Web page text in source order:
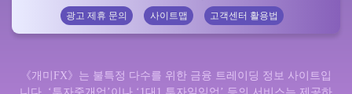
광고 제휴 문의 사이트맵 고객센터 활용법
《개미FX》는 불특정 다수를 위한 금융 트레이딩 정보 사이트입